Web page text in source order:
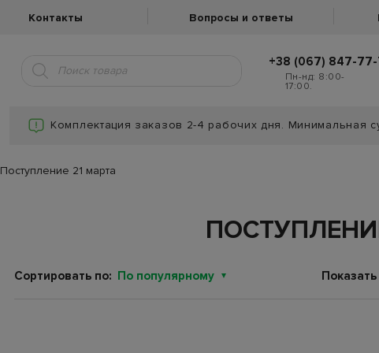
Контакты Вопросы и ответы
+38 (067) 847-
Пн-нд: 8:00-
17:00.
Комплектация заказов 2-4 рабочих дня. Минимальная
Поступление 21 марта
Сортировать по: По популярному